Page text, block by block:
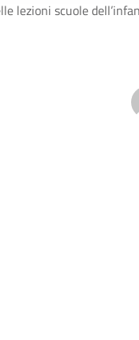
lezioni scuole